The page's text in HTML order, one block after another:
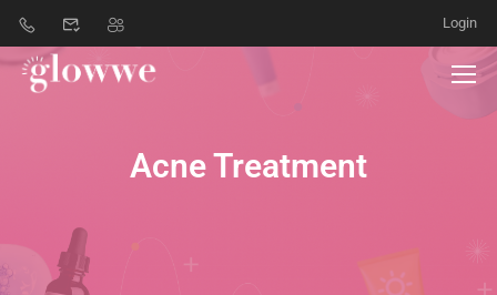
Login
Acne Treatment